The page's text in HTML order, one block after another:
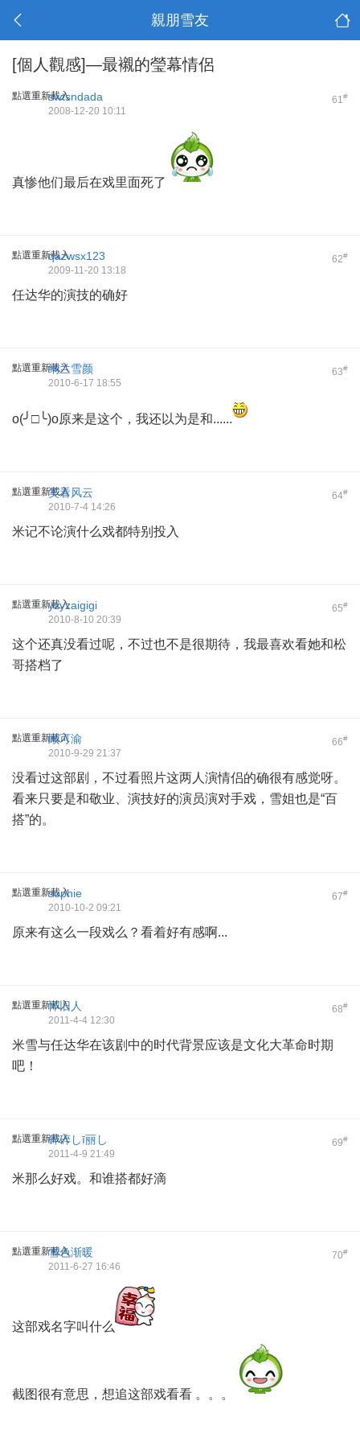
親朋雪友
[個人觀感]—最襯的瑩幕情侶
點選重新載入 61#
swtsndada
2008-12-20 10:11
真惨他们最后在戏里面死了
點選重新載入 62#
qazwsx123
2009-11-20 13:18
任达华的演技的确好
點選重新載入 63#
纳兰雪颜
2010-6-17 18:55
o(╯□╰)o原来是这个，我还以为是和......
點選重新載入 64#
笑看风云
2010-7-4 14:26
米记不论演什么戏都特别投入
點選重新載入 65#
yzyzaigigi
2010-8-10 20:39
这个还真没看过呢，不过也不是很期待，我最喜欢看她和松
哥搭档了
點選重新載入 66#
顾可渝
2010-9-29 21:37
没看过这部剧，不过看照片这两人演情侣的确很有感觉呀。
看来只要是和敬业、演技好的演员演对手戏，雪姐也是“百
搭”的。
點選重新載入 67#
sophie
2010-10-2 09:21
原来有这么一段戏么？看着好有感啊...
點選重新載入 68#
怀旧人
2011-4-4 12:30
米雪与任达华在该剧中的时代背景应该是文化大革命时期
吧！
點選重新載入 69#
碎碎しī丽し
2011-4-9 21:49
米那么好戏。和谁搭都好滴
點選重新載入 70#
雪色渐暖
2011-6-27 16:46
这部戏名字叫什么
截图很有意思，想追这部戏看看 。。。